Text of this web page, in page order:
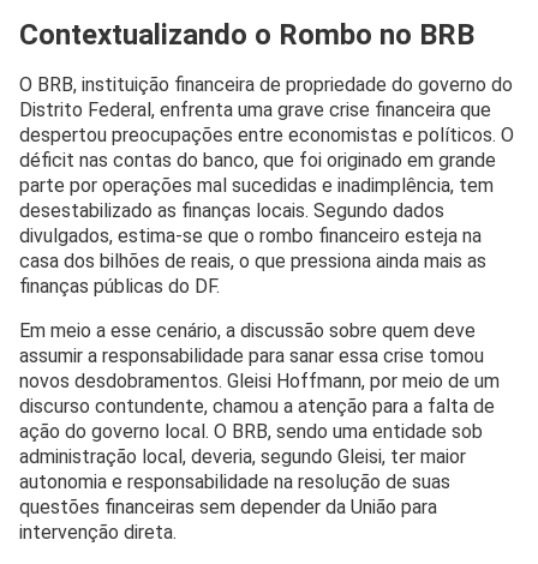
Contextualizando o Rombo no BRB
O BRB, instituição financeira de propriedade do governo do
Distrito Federal, enfrenta uma grave crise financeira que
despertou preocupações entre economistas e políticos. O
déficit nas contas do banco, que foi originado em grande
parte por operações mal sucedidas e inadimplência, tem
desestabilizado as finanças locais. Segundo dados
divulgados, estima-se que o rombo financeiro esteja na
casa dos bilhões de reais, o que pressiona ainda mais as
finanças públicas do DF.
Em meio a esse cenário, a discussão sobre quem deve
assumir a responsabilidade para sanar essa crise tomou
novos desdobramentos. Gleisi Hoffmann, por meio de um
discurso contundente, chamou a atenção para a falta de
ação do governo local. O BRB, sendo uma entidade sob
administração local, deveria, segundo Gleisi, ter maior
autonomia e responsabilidade na resolução de suas
questões financeiras sem depender da União para
intervenção direta.